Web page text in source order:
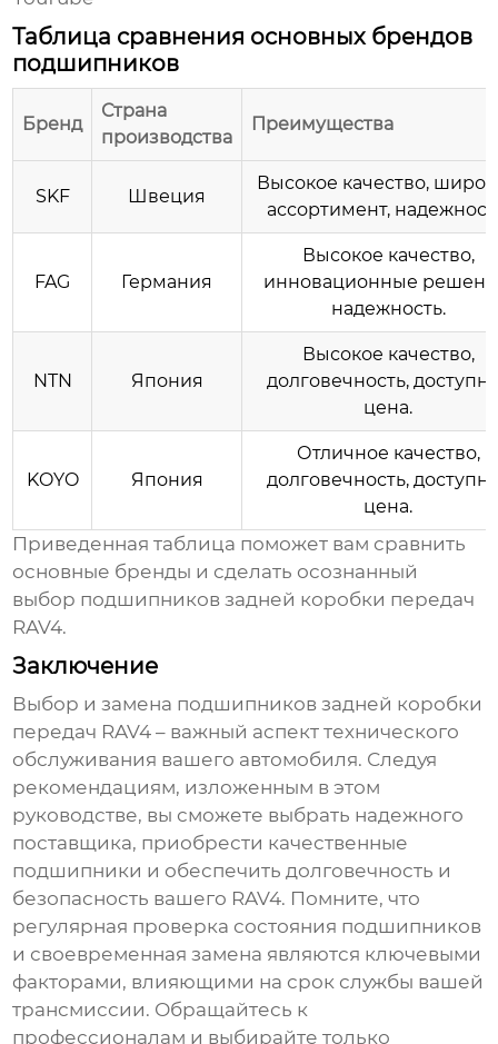
Таблица сравнения основных брендов
подшипников
Бренд
Страна
производства
Преимущества
SKF Швеция
Высокое качество,
ассортимент,
FAG Германия
Высокое качество,
инновационные
надежность.
NTN Япония
Высокое качество,
долговечность,
цена.
KOYO Япония
Отличное качество,
долговечность,
цена.
Приведенная таблица поможет вам сравнить
основные бренды и сделать осознанный
выбор подшипников задней коробки передач
RAV4.
Заключение
Выбор и замена подшипников задней коробки
передач RAV4 – важный аспект технического
обслуживания вашего автомобиля. Следуя
рекомендациям, изложенным в этом
руководстве, вы сможете выбрать надежного
поставщика, приобрести качественные
подшипники и обеспечить долговечность и
безопасность вашего RAV4. Помните, что
регулярная проверка состояния подшипников
и своевременная замена являются ключевыми
факторами, влияющими на срок службы вашей
трансмиссии. Обращайтесь к
профессионалам и выбирайте только